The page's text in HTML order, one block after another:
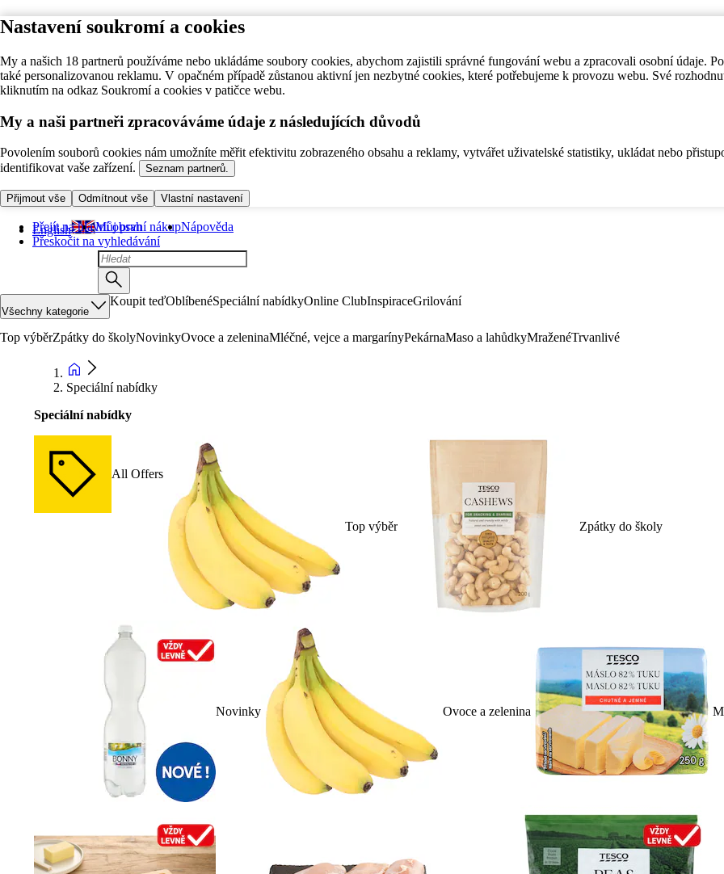
Nastavení soukromí a cookies
My a našich 18 partnerů používáme nebo ukládáme soubory cookies, abychom zajistili správné fungování webu a zpracovali osobní údaje.
také personalizovanou reklamu. V opačném případě zůstanou aktivní jen nezbytné cookies, které potřebujeme k provozu webu. Své
kliknutím na odkaz Soukromí a cookies v patičce webu.
My a naši partneři zpracováváme údaje z následujících důvodů
Povolením souborů cookies nám umožníte měřit efektivitu zobrazeného obsahu a reklamy, vytvářet uživatelské statistiky, ukládat nebo
identifikovat vaše zařízení.
Seznam partnerů.
Přijmout vše Odmítnout vše Vlastní nastavení
Přejít na hlavní obsah
Přeskočit na vyhledávání
English Můj první nákupNápověda
Všechny kategorie
Koupit teďOblíbenéSpeciální nabídkyOnline ClubInspiraceGrilování
Top výběrZpátky do školyNovinkyOvoce a zeleninaMléčné, vejce a margarínyPekárnaMaso a lahůdkyMraženéTrvanlivé
Speciální nabídky
Speciální nabídky
All Offers
Top výběr Zpátky do školy
Novinky Ovoce a zelenina